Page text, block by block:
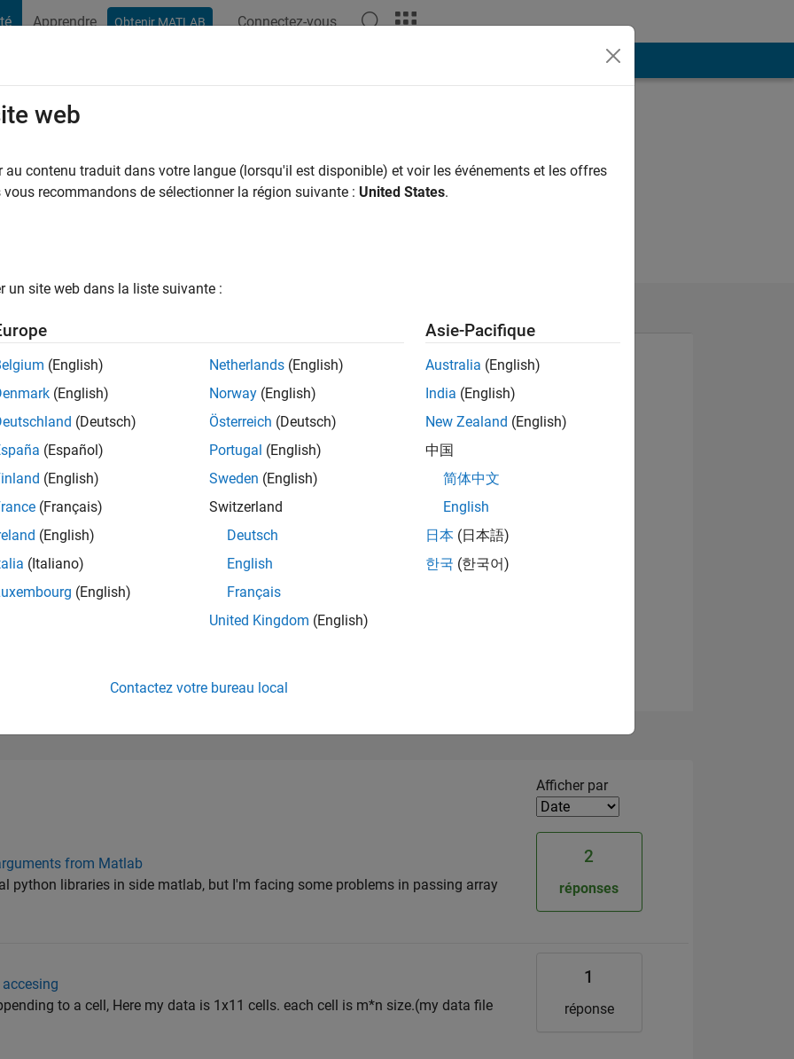
Apprendre Obtenir MATLAB Connectez-vous
a| Actif depuis 2022
0
of 302 031
Afficher les badges
Filter2
Afficher par
from Matlab
python libraries in side matlab, but I'm facing some problems in passing array
2
réponses
to a cell, Here my data is 1x11 cells. each cell is m*n size.(my data file
1
réponse
web
au contenu traduit dans votre langue (lorsqu'il est disponible) et voir les événements et les offres
vous recommandons de sélectionner la région suivante : United States.
un site web dans la liste suivante :
(English)
(English)
(Deutsch)
(Español)
(English)
(Français)
(English)
(Italiano)
(English)
Netherlands (English)
Norway (English)
Österreich (Deutsch)
Portugal (English)
Sweden (English)
Switzerland
Deutsch
English
Français
United Kingdom (English)
Asie-Pacifique
Australia (English)
India (English)
New Zealand (English)
中国
简体中文
English
日本 (日本語)
한국 (한국어)
Contactez votre bureau local